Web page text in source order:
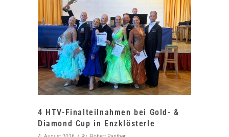
4 HTV-Finalteilnahmen bei Gold- &
Diamond Cup in Enzklösterle